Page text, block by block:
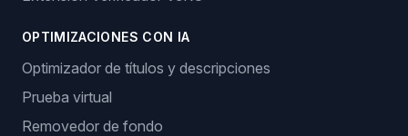
OPTIMIZACIONES CON IA
Optimizador de títulos y descripciones
Prueba virtual
Removedor de fondo